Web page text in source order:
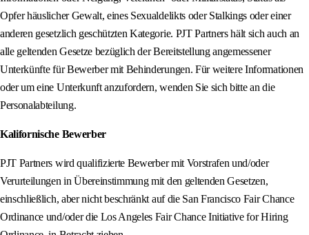
Opfer häuslicher Gewalt, eines Sexualdelikts oder Stalkings oder einer
anderen gesetzlich geschützten Kategorie. PJT Partners hält sich auch an
alle geltenden Gesetze bezüglich der Bereitstellung angemessener
Unterkünfte für Bewerber mit Behinderungen. Für weitere Informationen
oder um eine Unterkunft anzufordern, wenden Sie sich bitte an die
Personalabteilung.
Kalifornische Bewerber
PJT Partners wird qualifizierte Bewerber mit Vorstrafen und/oder
Verurteilungen in Übereinstimmung mit den geltenden Gesetzen,
einschließlich, aber nicht beschränkt auf die San Francisco Fair Chance
Ordinance und/oder die Los Angeles Fair Chance Initiative for Hiring